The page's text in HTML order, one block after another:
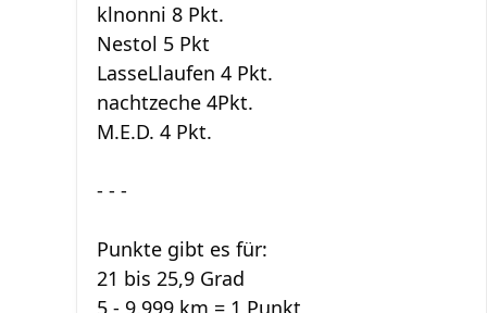
klnonni 8 Pkt.
Nestol 5 Pkt
LasseLlaufen 4 Pkt.
nachtzeche 4Pkt.
M.E.D. 4 Pkt.
- - -
Punkte gibt es für:
21 bis 25,9 Grad
5 - 9,999 km = 1 Punkt